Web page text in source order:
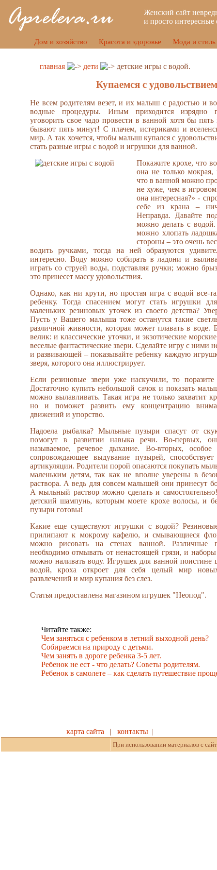
Женский сайт
и просто
Дом и хозяйство Красота и здоровье Мода и стиль
главная дети детские игры с водой.
Купаемся с удовольствием
Не всем родителям везет, и их малыш с радостью и
водные процедуры. Иным приходится изрядно
уговорить свое чадо провести в ванной хотя бы
бывают пять минут! С плачем, истериками и
мир. А так хочется, чтобы малыш купался с
стать разные игры с водой и игрушки для ванной.
Покажите крохе, что
она не только
что в ванной можно
не хуже, чем в
она интересная?» -
себе из крана –
Неправда. Давайте
можно делать с
можно хлопать
стороны – это очень
водить ручками, тогда на ней образуются
интересно. Воду можно собирать в ладони и
играть со струей воды, подставляя ручки; можно
это принесет массу удовольствия.
Однако, как ни крути, но простая игра с водой все-
ребенку. Тогда спасением могут стать игрушки
маленьких резиновых уточек из своего детства?
Пусть у Вашего малыша тоже останутся такие
различной живности, которая может плавать в воде.
велик: и классические уточки, и экзотические
веселые фантастические звери. Сделайте игру с ними
и развивающей – показывайте ребенку каждую
зверя, которого она иллюстрирует.
Если резиновые звери уже наскучили, то поразите
Достаточно купить небольшой сачок и показать
можно вылавливать. Такая игра не только захватит
но и поможет развить ему концентрацию
движений и упорство.
Надоела рыбалка? Мыльные пузыри спасут от
помогут в развитии навыка речи. Во-первых,
называемое, речевое дыхание. Во-вторых,
сопровождающее выдувание пузырей,
артикуляции. Родители порой опасаются покупать
маленьким детям, так как не вполне уверены в
раствора. А ведь для совсем малышей они принесут
А мыльный раствор можно сделать и
детский шампунь, которым моете крохе волосы, и
пузыри готовы!
Какие еще существуют игрушки с водой?
прилипают к мокрому кафелю, и смывающиеся
можно рисовать на стенах ванной. Различные
необходимо отмывать от ненастоящей грязи, и
можно наливать воду. Игрушек для ванной поистине
водой, кроха откроет для себя целый мир
развлечений и мир купания без слез.
Статья предоставлена магазином игрушек "Неопод".
Читайте также:
Чем заняться с ребенком в летний выходной день?
Собираемся на природу с детьми.
Чем занять в дороге ребенка 3-5 лет.
Ребенок не ест - что делать? Советы родителям.
Ребенок в самолете – как сделать путешествие
карта сайта | контакты |
При использовании материалов с